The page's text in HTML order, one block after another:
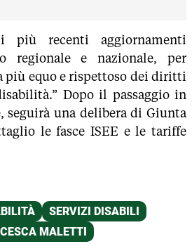
più recenti aggiornamenti
regionale e nazionale, per
più equo e rispettoso dei diritti
Dopo il passaggio in
seguirà una delibera di Giunta
le fasce ISEE e le tariffe